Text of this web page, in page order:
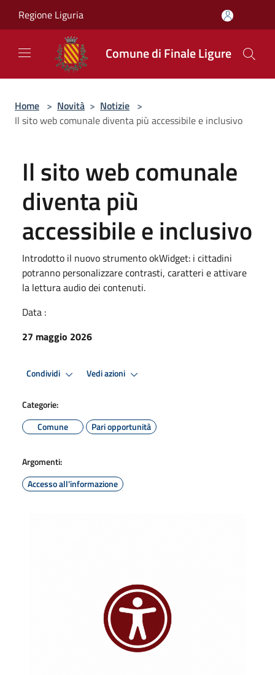
Regione Liguria
Comune di Finale Ligure
Home > Novità > Notizie >
Il sito web comunale diventa più accessibile e inclusivo
Il sito web comunale
diventa più
accessibile e inclusivo
Introdotto il nuovo strumento okWidget: i cittadini
potranno personalizzare contrasti, caratteri e attivare
la lettura audio dei contenuti.
Data :
27 maggio 2026
Condividi Vedi azioni
Categorie:
Comune
Pari opportunità
Argomenti:
Accesso all'informazione